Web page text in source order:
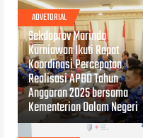
ADVETORIAL
NOV 17, 2025
Sekdaprov Marindo
Kurniawan Ikuti Rapat
Koordinasi Percepatan
Realisasi APBD Tahun
Anggaran 2025 bersama
Kementerian Dalam Negeri